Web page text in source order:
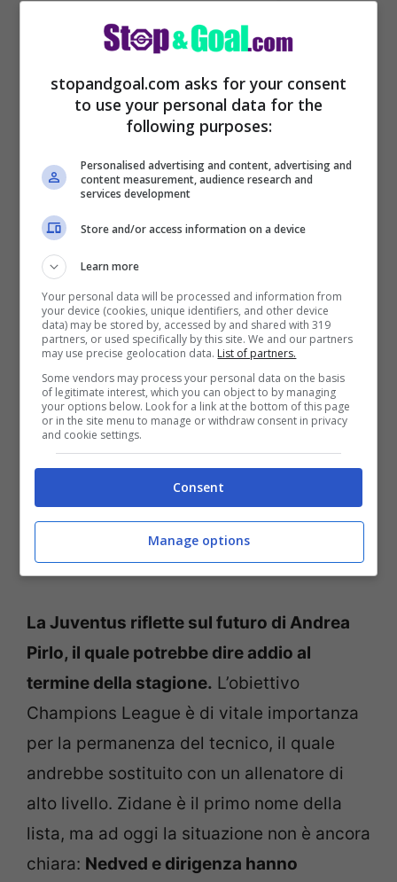
panchina, Pirlo sarà
valutato
Juventus Zidane (Getty Images)
La Juventus riflette sul futuro di Andrea
Pirlo, il quale potrebbe dire addio al
termine della stagione. L’obiettivo
Champions League è di vitale importanza
per la permanenza del tecnico, il quale
andrebbe sostituito con un allenatore di
alto livello. Zidane è il primo nome della
lista, ma ad oggi la situazione non è ancora
chiara: Nedved e dirigenza hanno
stopandgoal.com asks for your consent
to use your personal data for the
following purposes:
Personalised advertising and content, advertising and
content measurement, audience research and
services development
Store and/or access information on a device
Learn more
Your personal data will be processed and information from
your device (cookies, unique identifiers, and other device
data) may be stored by, accessed by and shared with 319
partners, or used specifically by this site. We and our partners
may use precise geolocation data. List of partners.
Some vendors may process your personal data on the basis
of legitimate interest, which you can object to by managing
your options below. Look for a link at the bottom of this page
or in the site menu to manage or withdraw consent in privacy
and cookie settings.
Consent
Manage options